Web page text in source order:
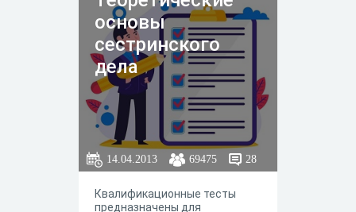
основы
сестринского
дела
14.04.2013 69475 28
Квалификационные тесты
предназначены для